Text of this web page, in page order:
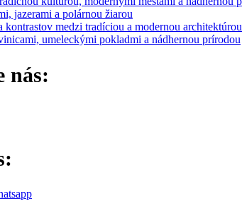
jazerami a polárnou žiarou
kontrastov medzi tradíciou a modernou architektúrou
umeleckými pokladmi a nádhernou prírodou
nás: